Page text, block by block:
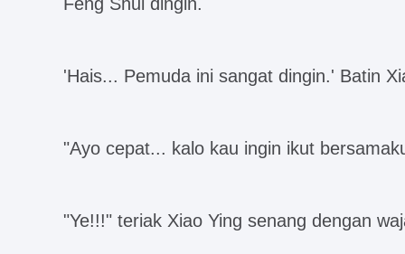
'Hais... Pemuda ini sangat dingin.' Batin
"Ayo cepat... kalo kau ingin ikut
"Ye!!!" teriak Xiao Ying senang dengan